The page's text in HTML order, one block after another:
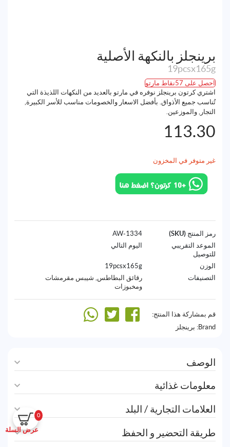
0
عرض السلة
برينجلز بالنكهة الأصلية
19pcsx165g
احصل على 57نقاط مارتو
اشتري كرتون برينجلز نوفره في مارتو بالعديد من النكهات اللذيذة التي
تُناسب جميع الأذواق. بأفضل الاسعار والخصومات مناسب للأسر الكبيرة,
التجار, والموزعين.
113.30
غير متوفر في المخزون
رمز المنتج (SKU)
1334-AW
الموعد التقريبي
للتوصيل
اليوم التالي
الوزن
19pcsx165g
التصنيفات
رقائق البطاطس, شيبس مقرمشات
ومخبوزات
قم بمشاركة هذا المنتج:
Brand: برينجلز
الوصف
معلومات غذائية
العلامات التجارية / البلد
طريقة التحضير و الحفظ